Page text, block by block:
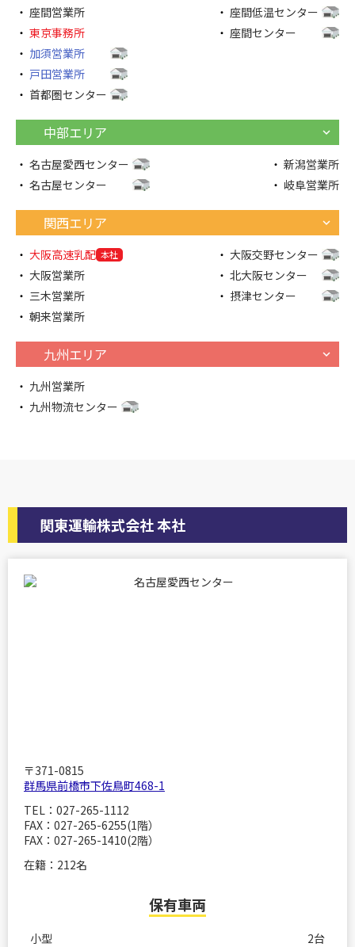
座間営業所
東京事務所
加須営業所
戸田営業所
首都圏センター
座間低温センター
座間センター
中部エリア
名古屋愛西センター
名古屋センター
新潟営業所
岐阜営業所
関西エリア
大阪高速乳配 本社
大阪営業所
三木営業所
朝来営業所
大阪交野センター
北大阪センター
摂津センター
九州エリア
九州営業所
九州物流センター
関東運輸株式会社 本社
〒371-0815
群馬県前橋市下佐鳥町468-1
TEL：027-265-1112
FAX：027-265-6255(1階）
FAX：027-265-1410(2階）
在籍：212名
保有車両
小型
2台